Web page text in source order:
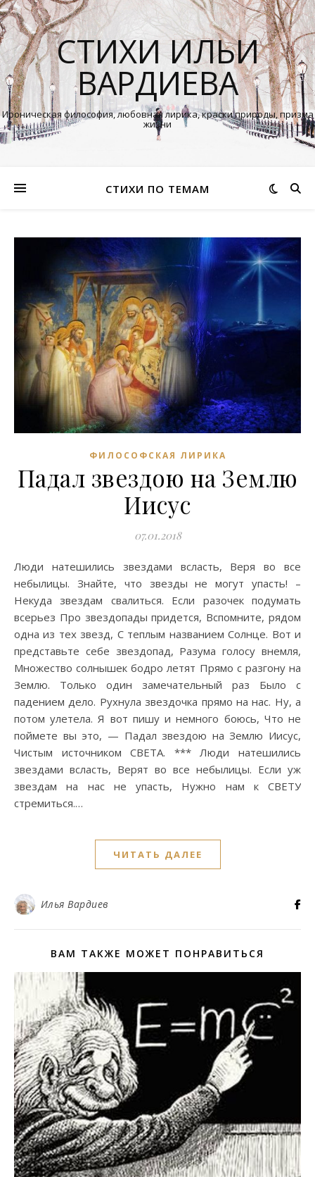
СТИХИ ИЛЬИ
ВАРДИЕВА
Ироническая философия, любовная лирика, краски природы, призма
жизни
СТИХИ ПО ТЕМАМ
ФИЛОСОФСКАЯ ЛИРИКА
Падал звездою на Землю
Иисус
07.01.2018
Люди натешились звездами всласть, Веря во все
небылицы. Знайте, что звезды не могут упасть! –
Некуда звездам свалиться. Если разочек подумать
всерьез Про звездопады придется, Вспомните, рядом
одна из тех звезд, С теплым названием Солнце. Вот и
представьте себе звездопад, Разума голосу внемля,
Множество солнышек бодро летят Прямо с разгону на
Землю. Только один замечательный раз Было с
падением дело. Рухнула звездочка прямо на нас. Ну, а
потом улетела. Я вот пишу и немного боюсь, Что не
поймете вы это, — Падал звездою на Землю Иисус,
Чистым источником СВЕТА. *** Люди натешились
звездами всласть, Верят во все небылицы. Если уж
звездам на нас не упасть, Нужно нам к СВЕТУ
стремиться.…
ЧИТАТЬ ДАЛЕЕ
Илья Вардиев
ВАМ ТАКЖЕ МОЖЕТ ПОНРАВИТЬСЯ